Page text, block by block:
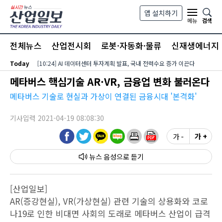
본문 바로가기
앱 설치하기
메뉴
검색
전체뉴스 산업전시회 로봇·자동화·물류 신재생에너지
Today [10:24] AI 데이터센터 투자계획 발표, 국내 전력수요 증가 이끈다
메타버스 핵심기술 AR·VR, 금융업 변화 불러온다
메타버스 기술로 현실과 가상이 연결된 금융시대 '본격화'
기사입력 2021-04-19 08:08:30
뉴스 음성
가 - 가 +
[산업일보]
AR(증강현실), VR(가상현실) 관련 기술의 상용화와 코로
나19로 인한 비대면 사회의 도래로 메타버스 산업이 급격